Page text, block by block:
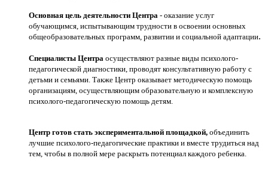
Основная цель деятельности Центра - оказание услуг
обучающимся, испытывающим трудности в освоении основных
общеобразовательных программ, развитии и социальной адаптации.
Специалисты Центра осуществляют разные виды психолого-
педагогической диагностики, проводят консультативную работу с
детьми и семьями. Также Центр оказывает методическую помощь
организациям, осуществляющим образовательную и комплексную
психолого-педагогическую помощь детям.
Центр готов стать экспериментальной площадкой, объединить
лучшие психолого-педагогические практики и вместе трудиться над
тем, чтобы в полной мере раскрыть потенциал каждого ребенка.